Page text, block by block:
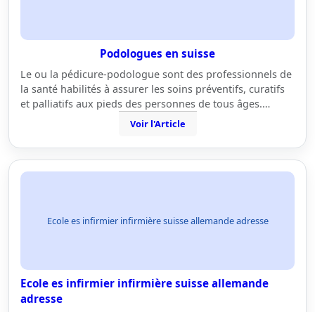
Podologues en suisse
Le ou la pédicure-podologue sont des professionnels de
la santé habilités à assurer les soins préventifs, curatifs
et palliatifs aux pieds des personnes de tous âges.…
Voir l'Article
Ecole es infirmier infirmière suisse allemande adresse
Ecole es infirmier infirmière suisse allemande
adresse